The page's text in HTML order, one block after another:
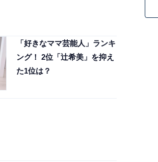
「好きなママ芸能人」ランキ
ング！ 2位「辻希美」を抑え
た1位は？